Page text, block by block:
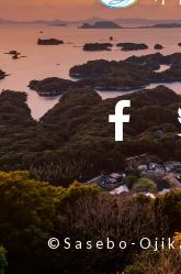
©Sasebo-